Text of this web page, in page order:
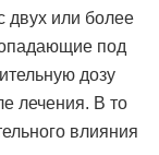
двух или более
под
дозу
лечения. В то
влияния